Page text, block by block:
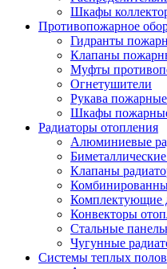
Шкафы
Противопожарное
Гидранты
Клапаны
Муфты
Огнетушители
Рукава
Шкафы
Радиаторы отопления
Алюминиевые
Клапаны
Комплектующие
Конвекторы
Стальные
Чугунные
Системы теплых полов